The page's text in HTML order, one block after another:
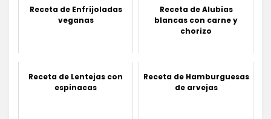
Receta de Enfrijoladas
veganas
Receta de Alubias
blancas con carne y
chorizo
Receta de Lentejas con
espinacas
Receta de Hamburguesas
de arvejas